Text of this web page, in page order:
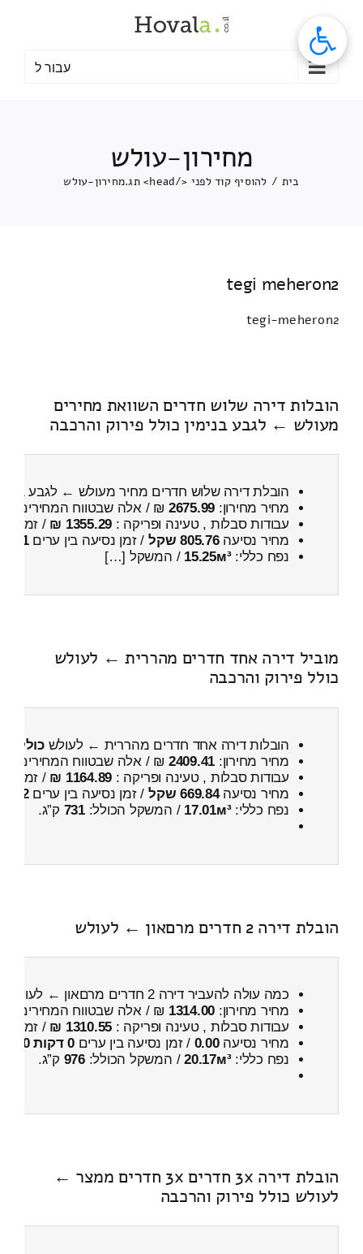
עבור ל
מחירון-עולש
בית / להוסיף קוד לפני </head> תג. מחירון-עולש
tegi meheron2
tegi-meheron2
הובלות דירה שלוש חדרים השוואת מחירים
מעולש ← לגבע בנימין כולל פירוק והרכבה
הובלת דירה שלוש חדרים מחיר מעולש ← לגבע
מחיר מחירון: 2675.99 ₪ / אלה שבטווח המחירים
עבודות סבלות , טעינה ופריקה : 1355.29 ₪ / זמן :
מחיר נסיעה805.76 שקל / זמן נסיעה בין ערים1 שעות , 16 דקות
נפח כללי:15.25м³ / המשקל […]
מוביל דירה אחד חדרים מהררית ← לעולש
כולל פירוק והרכבה
הובלות דירה אחד חדרים מהררית ← לעולשכולל
מחיר מחירון: 2409.41 ₪ / אלה שבטווח המחירים
עבודות סבלות , טעינה ופריקה : 1164.89 ₪ / זמן :
מחיר נסיעה669.84 שקל / זמן נסיעה בין ערים52 דקות
נפח כללי:17.01м³ / המשקל הכולל:731 ק”ג.
הובלת דירה 2 חדרים מרםאון ← לעולש
כמה עולה להעביר דירה 2 חדרים מרםאון ← לעולש
מחיר מחירון: 1314.00 ₪ / אלה שבטווח המחירים
עבודות סבלות , טעינה ופריקה : 1310.55 ₪ / זמן :
מחיר נסיעה0.00 / זמן נסיעה בין ערים0 דקות 0 שניות
נפח כללי:20.17м³/ המשקל הכולל:976 ק”ג.
הובלת דירה 3x חדרים 3x חדרים ממצר ←
לעולש כולל פירוק והרכבה